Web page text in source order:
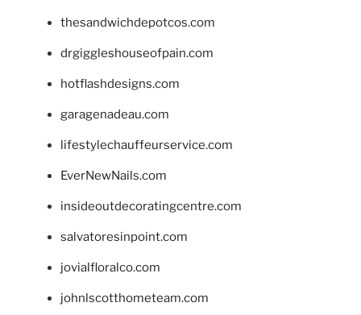
thesandwichdepotcos.com
drgiggleshouseofpain.com
hotflashdesigns.com
garagenadeau.com
lifestylechauffeurservice.com
EverNewNails.com
insideoutdecoratingcentre.com
salvatoresinpoint.com
jovialfloralco.com
johnlscotthometeam.com